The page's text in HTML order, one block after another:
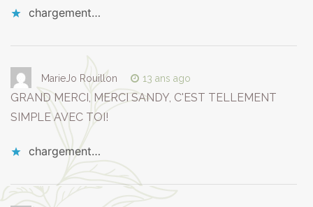
chargement…
MarieJo Rouillon 13 ans ago
GRAND MERCI, MERCI SANDY, C'EST TELLEMENT
SIMPLE AVEC TOI!
chargement…